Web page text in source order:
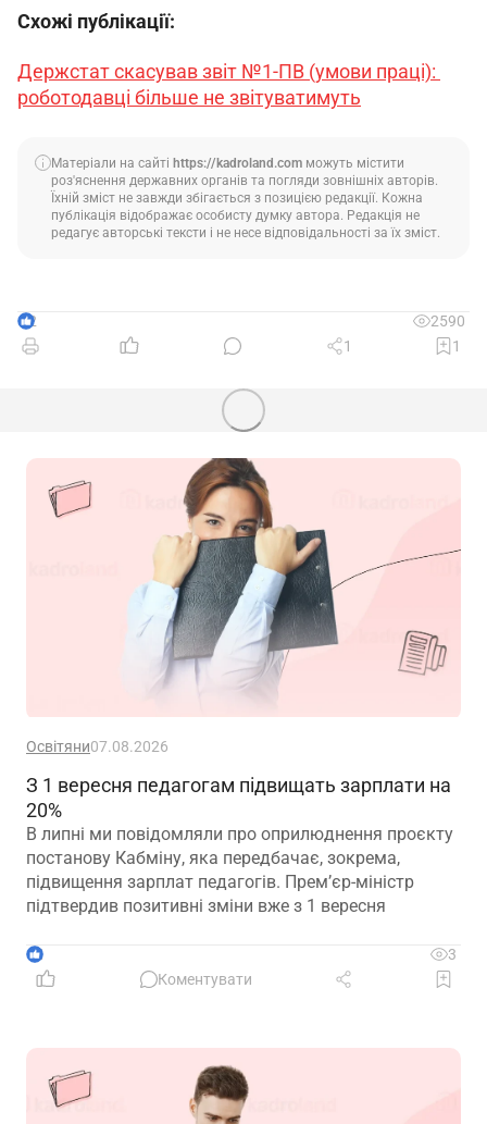
Схожі публікації:
Держстат скасував звіт №1-ПВ (умови праці):
роботодавці більше не звітуватимуть
Матеріали на сайті https://kadroland.com можуть містити
роз'яснення державних органів та погляди зовнішніх авторів.
Їхній зміст не завжди збігається з позицією редакції. Кожна
публікація відображає особисту думку автора. Редакція не
редагує авторські тексти і не несе відповідальності за їх зміст.
2
2590
1
1
Освітяни07.08.2026
З 1 вересня педагогам підвищать зарплати на
20%
В липні ми повідомляли про оприлюднення проєкту
постанову Кабміну, яка передбачає, зокрема,
підвищення зарплат педагогів. Прем’єр-міністр
підтвердив позитивні зміни вже з 1 вересня
1
3
Коментувати